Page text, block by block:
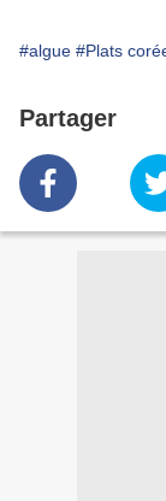
#algue #Plats
Partager